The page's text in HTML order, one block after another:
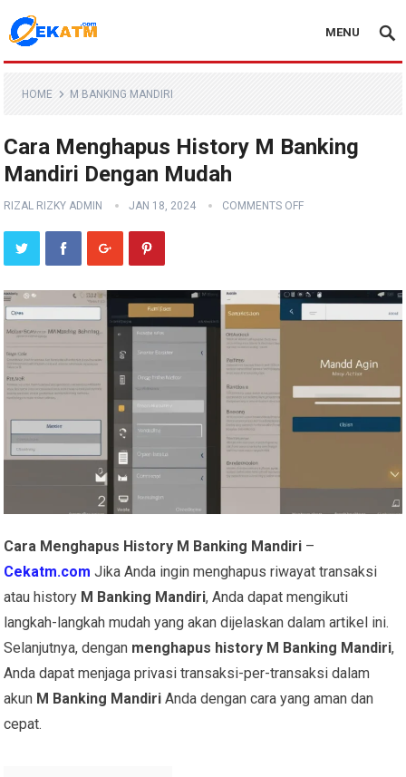
MENU
HOME M BANKING MANDIRI
Cara Menghapus History M Banking
Mandiri Dengan Mudah
RIZAL RIZKY ADMIN JAN 18, 2024 COMMENTS OFF
Cara Menghapus History M Banking Mandiri –
Cekatm.com Jika Anda ingin menghapus riwayat transaksi
atau history M Banking Mandiri, Anda dapat mengikuti
langkah-langkah mudah yang akan dijelaskan dalam artikel ini.
Selanjutnya, dengan menghapus history M Banking Mandiri,
Anda dapat menjaga privasi transaksi-per-transaksi dalam
akun M Banking Mandiri Anda dengan cara yang aman dan
cepat.